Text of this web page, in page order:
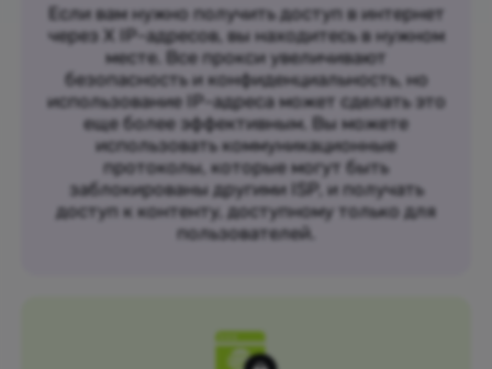
Если вам нужно получить доступ в интернет
через X IP-адресов, вы находитесь в нужном
месте. Все прокси увеличивают
безопасность и конфиденциальность, но
использование IP-адреса может сделать это
еще более эффективным. Вы можете
использовать коммуникационные
протоколы, которые могут быть
заблокированы другими ISP, и получать
доступ к контенту, доступному только для
пользователей.